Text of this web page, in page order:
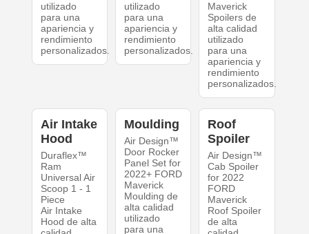
utilizado
para una
apariencia y
rendimiento
personalizados.
utilizado
para una
apariencia y
rendimiento
personalizados.
Maverick
Spoilers de
alta calidad
utilizado
para una
apariencia y
rendimiento
personalizados.
Air Intake
Hood
Duraflex™
Ram
Universal Air
Scoop 1 - 1
Piece
Air Intake
Hood de alta
Moulding
Air Design™
Door Rocker
Panel Set for
2022+ FORD
Maverick
Moulding de
alta calidad
utilizado
para una
Roof
Spoiler
Air Design™
Cab Spoiler
for 2022
FORD
Maverick
Roof Spoiler
de alta